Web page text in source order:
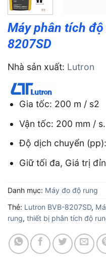
Máy phân tích
8207SD
Nhà sản xuất: Lutron
Gia tốc: 200 m / s2
Vận tốc: 200 mm / s.
Độ dịch chuyển
Giữ tối đa, Giá trị
Danh mục: Máy đo độ rung
Thẻ: Lutron BVB-8207SD,
rung, thiết bị phân tích độ